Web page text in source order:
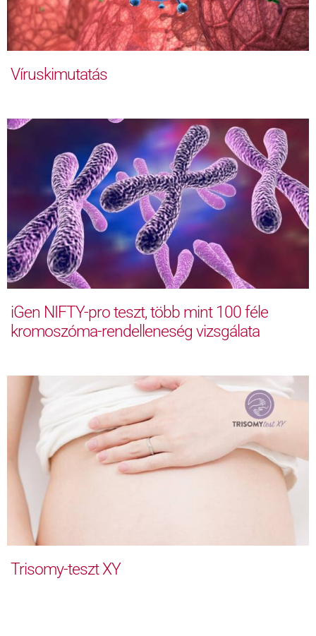
Víruskimutatás
iGen NIFTY-pro teszt, több mint 100 féle
kromoszóma-rendelleneség vizsgálata
Trisomy-teszt XY